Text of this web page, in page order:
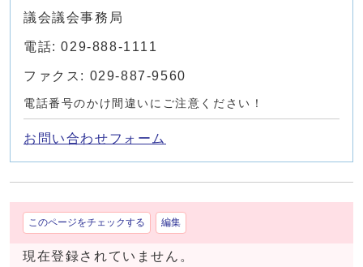
議会議会事務局
電話: 029-888-1111
ファクス: 029-887-9560
電話番号のかけ間違いにご注意ください！
お問い合わせフォーム
このページをチェックする 編集
現在登録されていません。